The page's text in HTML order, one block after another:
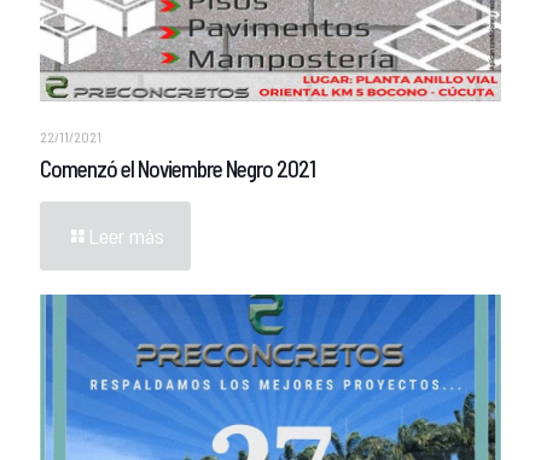
22/11/2021
Comenzó el Noviembre Negro 2021
Leer más